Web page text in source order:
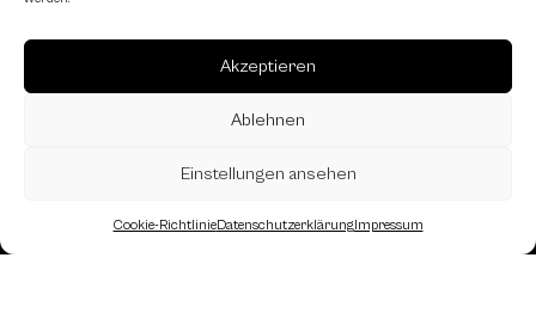
Akzeptieren
Ablehnen
Einstellungen ansehen
Cookie-RichtlinieDatenschutzerklärungImpressum